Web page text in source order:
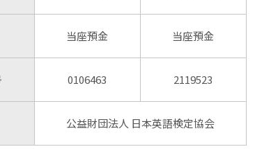
当座預金 当座預金
0106463 2119523
公益財団法人 日本英語検定協会